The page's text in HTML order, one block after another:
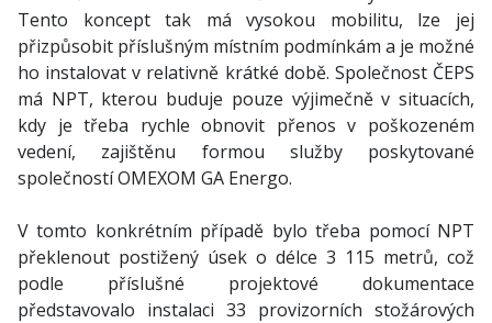
Tento koncept tak má vysokou mobilitu, lze jej
přizpůsobit příslušným místním podmínkám a je možné
ho instalovat v relativně krátké době. Společnost ČEPS
má NPT, kterou buduje pouze výjimečně v situacích,
kdy je třeba rychle obnovit přenos v poškozeném
vedení, zajištěnu formou služby poskytované
společností OMEXOM GA Energo.
V tomto konkrétním případě bylo třeba pomocí NPT
překlenout postižený úsek o délce 3 115 metrů, což
podle příslušné projektové dokumentace
představovalo instalaci 33 provizorních stožárových